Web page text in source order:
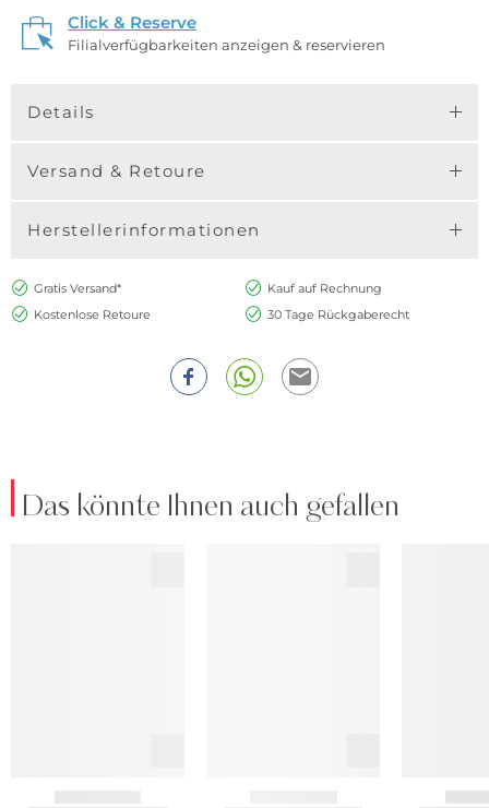
Click & Reserve
Filialverfügbarkeiten anzeigen & reservieren
Details
Versand & Retoure
Herstellerinformationen
Gratis Versand*
Kauf auf Rechnung
Kostenlose Retoure
30 Tage Rückgaberecht
Das könnte Ihnen auch gefallen